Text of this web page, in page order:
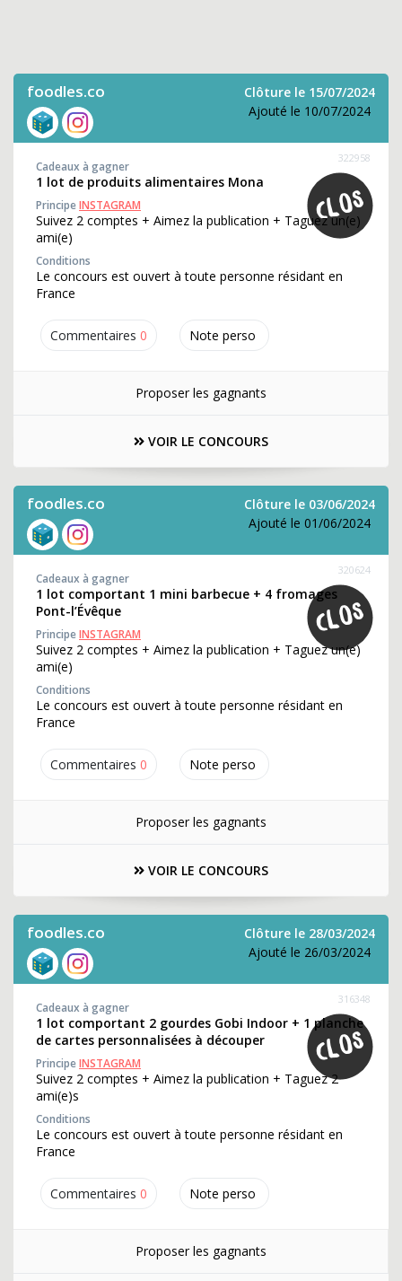
foodles.co
Clôture le 15/07/2024
Ajouté le 10/07/2024
Commentaires 0 Note perso
322958
Cadeaux à gagner
1 lot de produits alimentaires Mona
PrincipeINSTAGRAM
Suivez 2 comptes + Aimez la publication + Taguez un(e)
ami(e)
Conditions
Le concours est ouvert à toute personne résidant en
France
Proposer les gagnants
VOIR LE CONCOURS
foodles.co
Clôture le 03/06/2024
Ajouté le 01/06/2024
Commentaires 0 Note perso
320624
Cadeaux à gagner
1 lot comportant 1 mini barbecue + 4 fromages
Pont-l’Évêque
PrincipeINSTAGRAM
Suivez 2 comptes + Aimez la publication + Taguez un(e)
ami(e)
Conditions
Le concours est ouvert à toute personne résidant en
France
Proposer les gagnants
VOIR LE CONCOURS
foodles.co
Clôture le 28/03/2024
Ajouté le 26/03/2024
Commentaires 0 Note perso
316348
Cadeaux à gagner
1 lot comportant 2 gourdes Gobi Indoor + 1 planche
de cartes personnalisées à découper
PrincipeINSTAGRAM
Suivez 2 comptes + Aimez la publication + Taguez 2
ami(e)s
Conditions
Le concours est ouvert à toute personne résidant en
France
Proposer les gagnants